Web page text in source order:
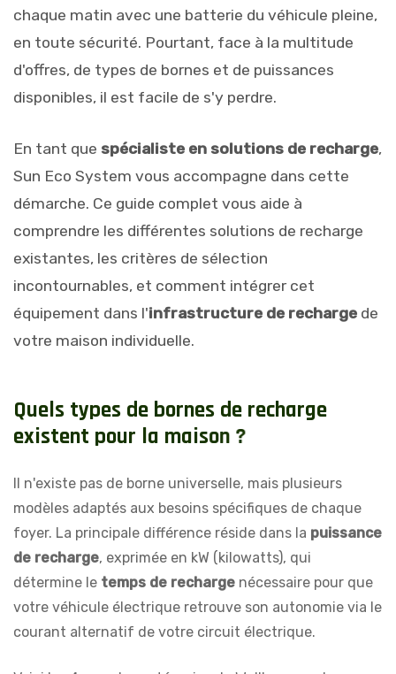
chaque matin avec une batterie du véhicule pleine,
en toute sécurité. Pourtant, face à la multitude
d'offres, de types de bornes et de puissances
disponibles, il est facile de s'y perdre.
En tant que spécialiste en solutions de recharge,
Sun Eco System vous accompagne dans cette
démarche. Ce guide complet vous aide à
comprendre les différentes solutions de recharge
existantes, les critères de sélection
incontournables, et comment intégrer cet
équipement dans l'infrastructure de recharge de
votre maison individuelle.
Quels types de bornes de recharge
existent pour la maison ?
Il n'existe pas de borne universelle, mais plusieurs
modèles adaptés aux besoins spécifiques de chaque
foyer. La principale différence réside dans la puissance
de recharge, exprimée en kW (kilowatts), qui
détermine le temps de recharge nécessaire pour que
votre véhicule électrique retrouve son autonomie via le
courant alternatif de votre circuit électrique.